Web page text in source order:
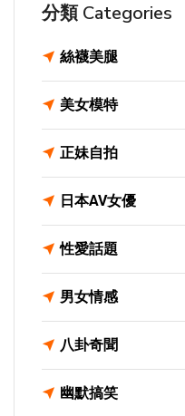
分類 Categories
絲襪美腿
美女模特
正妹自拍
日本AV女優
性愛話題
男女情感
八卦奇聞
幽默搞笑